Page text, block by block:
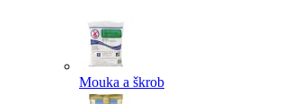
Mouka a škrob